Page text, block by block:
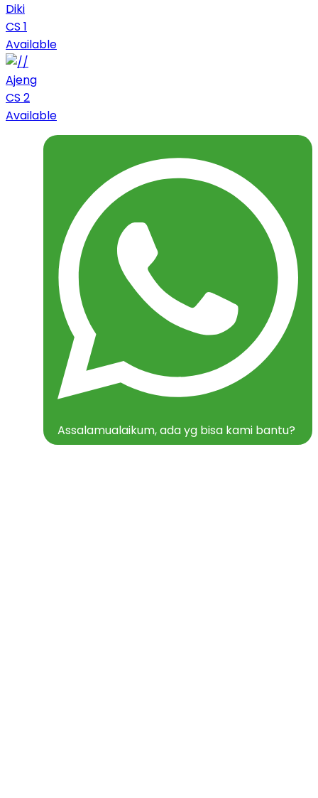
Diki
CS 1
Available
Ajeng
CS 2
Available
Assalamualaikum, ada yg bisa kami bantu?